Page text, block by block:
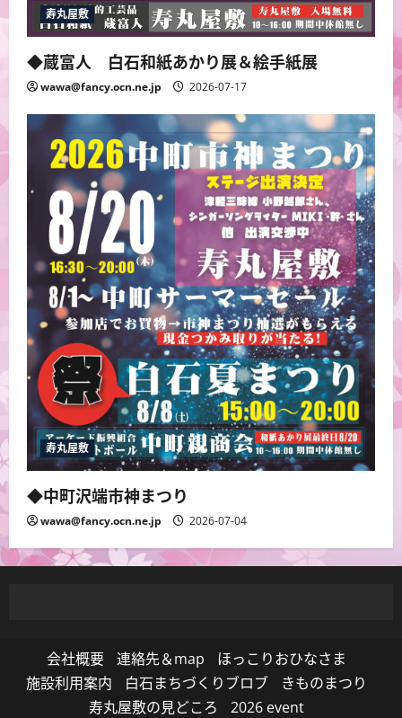
寿丸屋敷
◆蔵富人 白石和紙あかり展＆絵手紙展
wawa@fancy.ocn.ne.jp 2026-07-17
寿丸屋敷
◆中町沢端市神まつり
wawa@fancy.ocn.ne.jp 2026-07-04
会社概要 連絡先＆map
ほっこりおひなさま
施設利用案内
白石まちづくりブロブ
きものまつり
寿丸屋敷の見どころ
2026 event